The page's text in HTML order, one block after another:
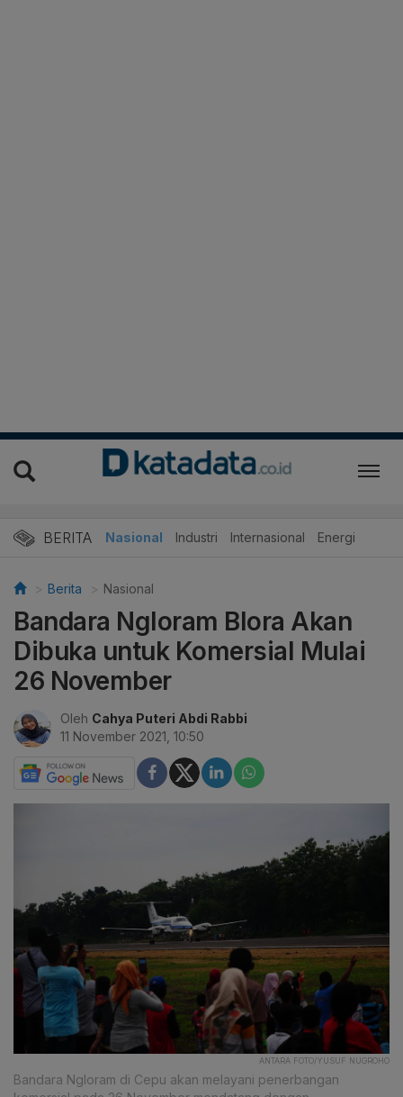
BERITA Nasional Industri Internasional Energi
Berita Nasional
Bandara Ngloram Blora Akan
Dibuka untuk Komersial Mulai
26 November
Oleh Cahya Puteri Abdi Rabbi
11 November 2021, 10:50
ANTARA FOTO/YUSUF NUGROHO
Bandara Ngloram di Cepu akan melayani penerbangan